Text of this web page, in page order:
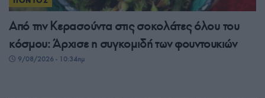
Από την Κερασούντα στις σοκολάτες όλου του
κόσμου: Άρχισε η συγκομιδή των φουντουκιών
9/08/2026 - 10:34πμ